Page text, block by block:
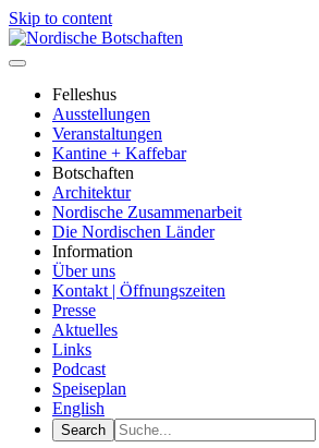
Skip to content
Felleshus
Ausstellungen
Veranstaltungen
Kantine + Kaffebar
Botschaften
Architektur
Nordische Zusammenarbeit
Die Nordischen Länder
Information
Über uns
Kontakt | Öffnungszeiten
Presse
Aktuelles
Links
Podcast
Speiseplan
English